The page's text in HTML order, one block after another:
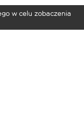
w celu zobaczenia